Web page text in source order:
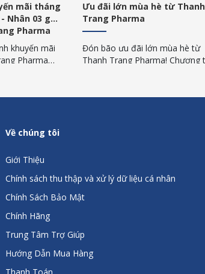
hè từ Thanh
lớn mùa hè từ
Chương trình
Săn ngay hôm nay!
Mừng Quốc Tế Thiếu
Nhận Ưu Đãi Lớn Chăm
Khỏe Bé Từ Thanh
Pharma
Đón Quốc tế thiếu nhi 1/6
chương trình khuyến mãi
Xem ngay ưu đãi lớn tại
Về chúng tôi
Giới Thiệu
Chính sách thu thập và xử lý dữ liệu cá nhân
Chính Sách Bảo Mật
Chính Hãng
Trung Tâm Trợ Giúp
Hướng Dẫn Mua Hàng